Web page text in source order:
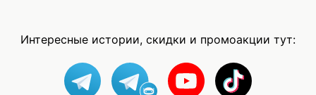
Интересные истории, скидки и промоакции тут: